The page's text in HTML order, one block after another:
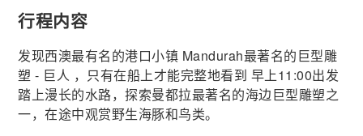
行程内容
发现西澳最有名的港口小镇 Mandurah最著名的巨型雕
塑 - 巨人 ，只有在船上才能完整地看到 早上11:00出发
踏上漫长的水路，探索曼都拉最著名的海边巨型雕塑之
一，在途中观赏野生海豚和鸟类。